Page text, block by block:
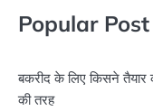
Popular Post
बकरीद के लिए किसने तैयार
की तरह